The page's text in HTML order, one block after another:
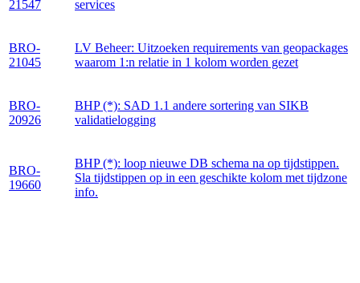
21547 services
BRO-
21045
LV Beheer: Uitzoeken requirements van geopackages
waarom 1:n relatie in 1 kolom worden gezet
BRO-
20926
BHP (*): SAD 1.1 andere sortering van SIKB
validatielogging
BRO-
19660
BHP (*): loop nieuwe DB schema na op tijdstippen.
Sla tijdstippen op in een geschikte kolom met tijdzone
info.